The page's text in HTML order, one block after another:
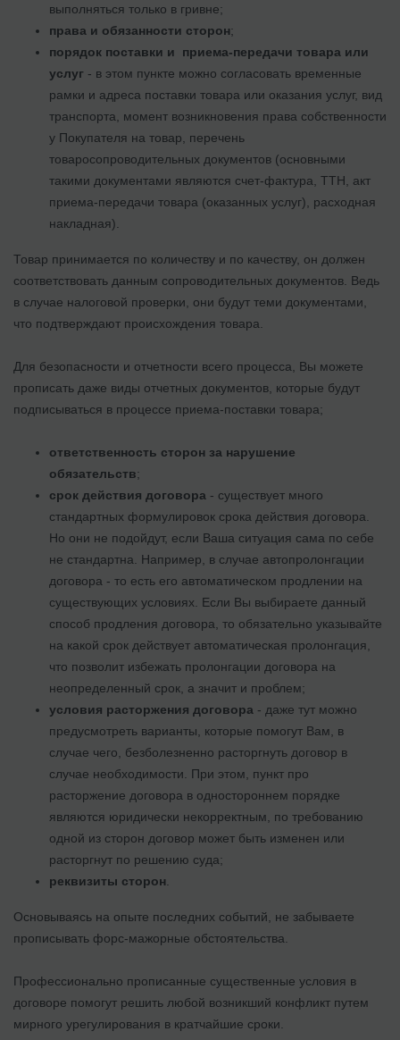
выполняться только в гривне;
права и обязанности сторон;
порядок поставки и приема-передачи товара или
услуг - в этом пункте можно согласовать временные
рамки и адреса поставки товара или оказания услуг, вид
транспорта, момент возникновения права собственности
у Покупателя на товар, перечень
товаросопроводительных документов (основными
такими документами являются счет-фактура, ТТН, акт
приема-передачи товара (оказанных услуг), расходная
накладная).
Товар принимается по ко­личеству и по качеству, он должен
соответствовать данным сопроводительных документов. Ведь
в случае налоговой проверки, они будут теми документами,
что подтверждают происхождения товара.
Для безопасности и отчетности всего процесса, Вы можете
прописать даже виды отчетных документов, которые будут
подписываться в процессе приема-поставки товара;
ответственность сторон за нарушение
обязательств;
срок действия договора - существует много
стандартных формулировок срока действия договора.
Но они не подойдут, если Ваша ситуация сама по себе
не стандартна. Например, в случае автопролонгации
договора - то есть его автоматическом продлении на
существующих условиях. Если Вы выбираете данный
способ продления договора, то обязательно указывайте
на какой срок действует автоматическая пролонгация,
что позволит избежать пролонгации договора на
неопределенный срок, а значит и проблем;
условия расторжения договора - даже тут можно
предусмотреть варианты, которые помогут Вам, в
случае чего, безболезненно расторгнуть договор в
случае необходимости. При этом, пункт про
расторжение договора в одностороннем порядке
являются юридически некорректным, по требованию
одной из сторон договор может быть изменен или
расторгнут по решению суда;
реквизиты сторон
Основываясь на опыте последних событий, не забываете
прописывать форс-мажорные обстоятельства.
Профессионально прописанные существенные условия в
договоре помогут решить любой возникший конфликт путем
мирного урегулирования в кратчайшие сроки.